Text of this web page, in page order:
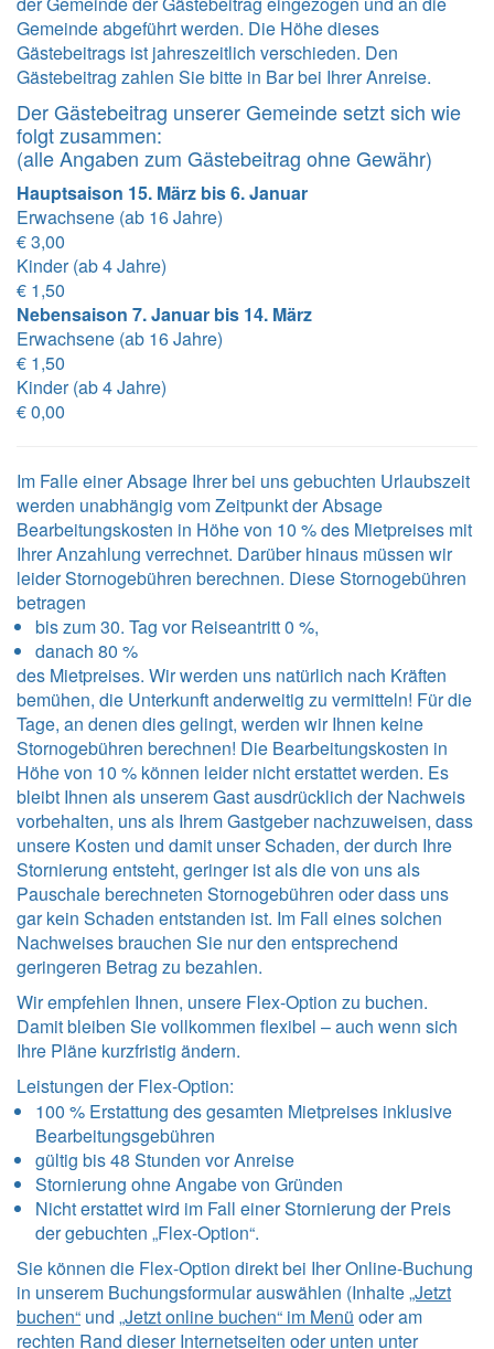
Gemeinde abgeführt werden. Die Höhe dieses
Gästebeitrags ist jahreszeitlich verschieden. Den
Gästebeitrag zahlen Sie bitte in Bar bei Ihrer Anreise.
Der Gästebeitrag unserer Gemeinde setzt sich wie
folgt zusammen:
(alle Angaben zum Gästebeitrag ohne Gewähr)
Hauptsaison 15. März bis 6. Januar
Erwachsene (ab 16 Jahre)
€ 3,00
Kinder (ab 4 Jahre)
€ 1,50
Nebensaison 7. Januar bis 14. März
Erwachsene (ab 16 Jahre)
€ 1,50
Kinder (ab 4 Jahre)
€ 0,00
Im Falle einer Absage Ihrer bei uns gebuchten Urlaubszeit
werden unabhängig vom Zeitpunkt der Absage
Bearbeitungskosten in Höhe von 10 % des Mietpreises mit
Ihrer Anzahlung verrechnet. Darüber hinaus müssen wir
leider Stornogebühren berechnen. Diese Stornogebühren
betragen
bis zum 30. Tag vor Reiseantritt 0 %,
danach 80 %
des Mietpreises. Wir werden uns natürlich nach Kräften
bemühen, die Unterkunft anderweitig zu vermitteln! Für die
Tage, an denen dies gelingt, werden wir Ihnen keine
Stornogebühren berechnen! Die Bearbeitungskosten in
Höhe von 10 % können leider nicht erstattet werden. Es
bleibt Ihnen als unserem Gast ausdrücklich der Nachweis
vorbehalten, uns als Ihrem Gastgeber nachzuweisen, dass
unsere Kosten und damit unser Schaden, der durch Ihre
Stornierung entsteht, geringer ist als die von uns als
Pauschale berechneten Stornogebühren oder dass uns
gar kein Schaden entstanden ist. Im Fall eines solchen
Nachweises brauchen Sie nur den entsprechend
geringeren Betrag zu bezahlen.
Wir empfehlen Ihnen, unsere Flex-Option zu buchen.
Damit bleiben Sie vollkommen flexibel – auch wenn sich
Ihre Pläne kurzfristig ändern.
Leistungen der Flex-Option:
100 % Erstattung des gesamten Mietpreises inklusive
Bearbeitungsgebühren
gültig bis 48 Stunden vor Anreise
Stornierung ohne Angabe von Gründen
Nicht erstattet wird im Fall einer Stornierung der Preis
der gebuchten „Flex-Option“.
Sie können die Flex-Option direkt bei Iher Online-Buchung
in unserem Buchungsformular auswählen (Inhalte„Jetzt
buchen“ und „Jetzt online buchen“ im Menü oder am
rechten Rand dieser Internetseiten oder unten unter